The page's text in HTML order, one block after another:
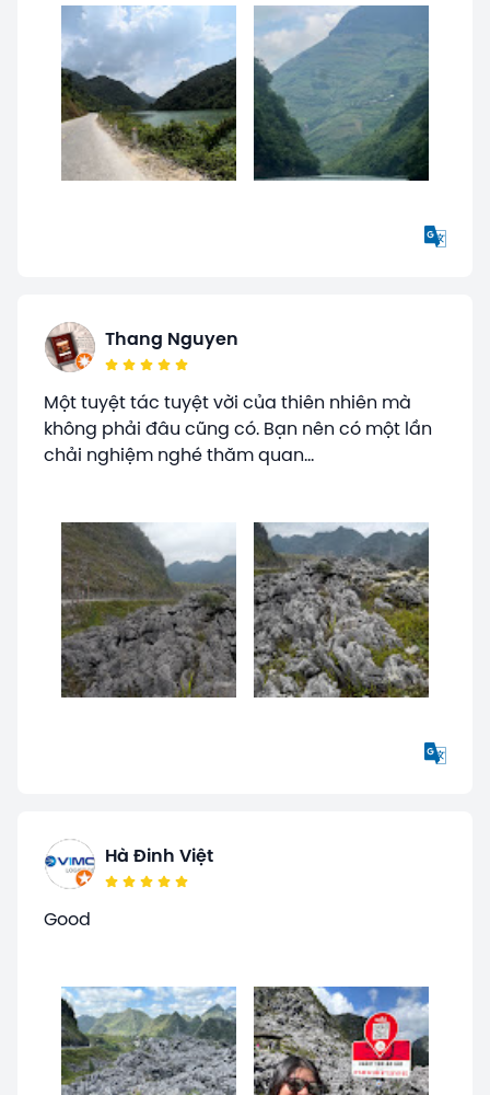
Thang Nguyen
Một tuyệt tác tuyệt vời của thiên nhiên mà
không phải đâu cũng có. Bạn nên có một lần
chải nghiệm nghé thăm quan...
Hà Đinh Việt
Good